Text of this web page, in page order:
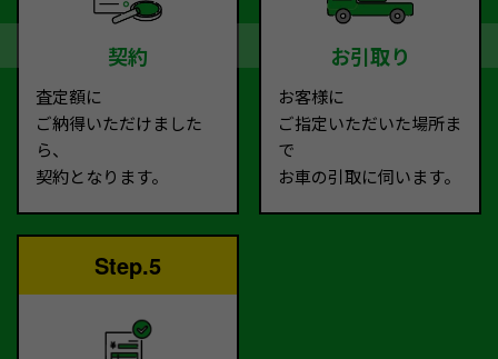
契約
査定額に
ご納得いただけました
ら、
契約となります。
お引取り
お客様に
ご指定いただいた場所ま
で
お車の引取に伺います。
Step.5